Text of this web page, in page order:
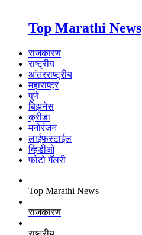
Top Marathi News
राजकारण
राष्ट्रीय
आंतरराष्ट्रीय
महाराष्ट्र
पुणे
बिझनेस
क्रीडा
मनोरंजन
लाईफस्टाईल
व्हिडीओ
फोटो गॅलरी
Top Marathi News
राजकारण